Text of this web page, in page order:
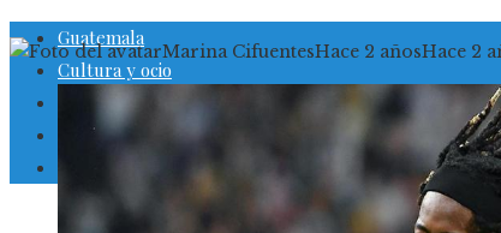
Guatemala
Cultura y ocio
Ciencia y tecnología
Responsabilidad social
Inversiones y negocios
Marina CifuentesHace 2 añosHace 2